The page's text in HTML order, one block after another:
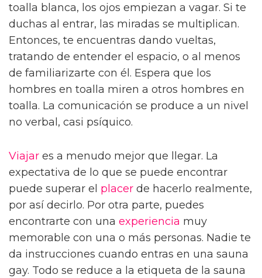
toalla blanca, los ojos empiezan a vagar. Si te
duchas al entrar, las miradas se multiplican.
Entonces, te encuentras dando vueltas,
tratando de entender el espacio, o al menos
de familiarizarte con él. Espera que los
hombres en toalla miren a otros hombres en
toalla. La comunicación se produce a un nivel
no verbal, casi psíquico.
Viajar es a menudo mejor que llegar. La
expectativa de lo que se puede encontrar
puede superar el placer de hacerlo realmente,
por así decirlo. Por otra parte, puedes
encontrarte con una experiencia muy
memorable con una o más personas. Nadie te
da instrucciones cuando entras en una sauna
gay. Todo se reduce a la etiqueta de la sauna